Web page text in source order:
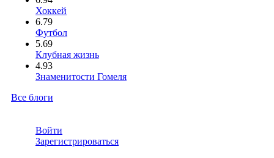
Хоккей
6.79
Футбол
5.69
Клубная жизнь
4.93
Знаменитости Гомеля
Все блоги
Войти
Зарегистрироваться